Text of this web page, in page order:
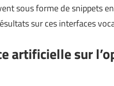
sous forme de snippets
sur ces interfaces
artificielle sur